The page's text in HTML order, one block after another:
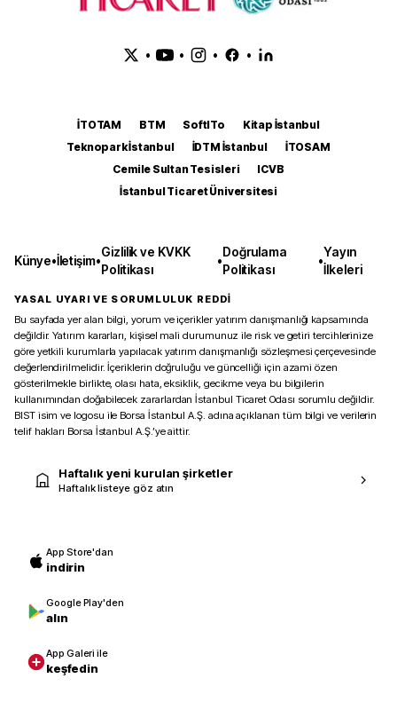
• • • •
İTOTAM BTM SoftITo
Kitap İstanbul
Teknopark İstanbul
İDTM İstanbul
İTOSAM
Cemile Sultan Tesisleri
ICVB
İstanbul Ticaret Üniversitesi
Künye•İletişim•
Gizlilik ve KVKK
Politikası
•
Doğrulama
Politikası
•
Yayın
İlkeleri
YASAL UYARI VE SORUMLULUK REDDİ
Bu sayfada yer alan bilgi, yorum ve içerikler yatırım danışmanlığı kapsamında
değildir. Yatırım kararları, kişisel mali durumunuz ile risk ve getiri tercihlerinize
göre yetkili kurumlarla yapılacak yatırım danışmanlığı sözleşmesi çerçevesinde
değerlendirilmelidir. İçeriklerin doğruluğu ve güncelliği için azami özen
gösterilmekle birlikte, olası hata, eksiklik, gecikme veya bu bilgilerin
kullanımından doğabilecek zararlardan İstanbul Ticaret Odası sorumlu değildir.
BIST isim ve logosu ile Borsa İstanbul A.Ş. adına açıklanan tüm bilgi ve verilerin
telif hakları Borsa İstanbul A.Ş.’ye aittir.
Haftalık yeni kurulan şirketler
Haftalık listeye göz atın
App Store'dan
indirin
Google Play'den
alın
App Galeri ile
keşfedin